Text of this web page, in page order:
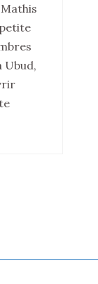
Ubud,